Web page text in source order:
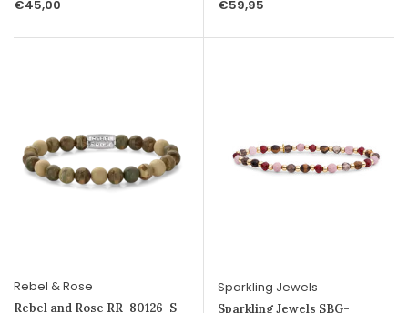
€45,00
€59,95
Rebel & Rose
Rebel and Rose RR-80126-S-
Sparkling Jewels
Sparkling Jewels SBG-